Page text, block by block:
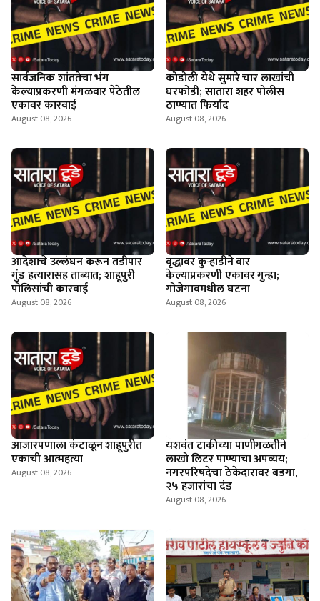
सार्वजनिक शांततेचा भंग
केल्याप्रकरणी मंगळवार पेठेतील
एकावर कारवाई
August 08, 2026
कोडोली येथे सुमारे चार लाखांची
घरफोडी; सातारा शहर पोलीस
ठाण्यात फिर्याद
August 08, 2026
आदेशाचे उल्लंघन करून तडीपार
गुंड हत्यारासह ताब्यात; शाहूपुरी
पोलिसांची कारवाई
August 08, 2026
वृद्धावर कुऱ्हाडीने वार
केल्याप्रकरणी एकावर गुन्हा;
गोजेगावमधील घटना
August 08, 2026
आजारपणाला कंटाळून शाहूपुरीत
एकाची आत्महत्या
August 08, 2026
यशवंत टाकीच्या पाणीगळतीने
लाखो लिटर पाण्याचा अपव्यय;
नगरपरिषदेचा ठेकेदारावर बडगा,
२५ हजारांचा दंड
August 08, 2026